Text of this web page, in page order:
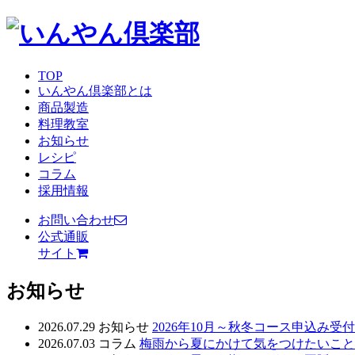
TOP
いんやん倶楽部とは
商品製造
料理教室
お知らせ
レシピ
コラム
採用情報
お問い合わせ
公式通販
サイト
お知らせ
2026.07.29 お知らせ 2026年10月～秋冬コース申込み受
2026.07.03 コラム 梅雨から夏にかけて気をつけたいこと